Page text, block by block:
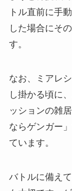
トル直前に手
した場合にそ
す。
なお、ミアレ
し掛かる頃に
ッションの雑
ならゲンガー
ています。
バトルに備え